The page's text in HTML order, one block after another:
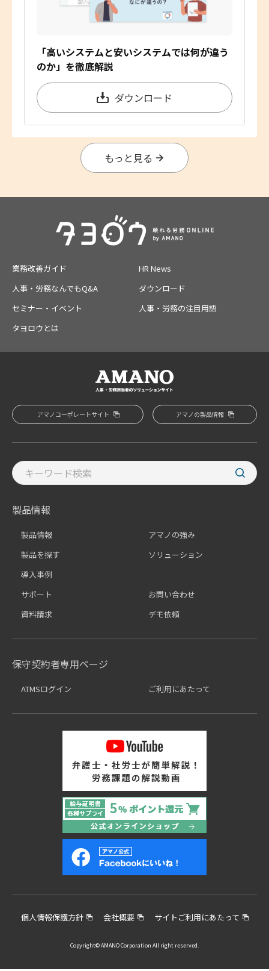
「高いシステムと安いシステムでは何が違う
のか」を徹底解説
ダウンロード
もっと見る
業務改善ガイド
HR News
人事・労務なんでもQ&A
ダウンロード
セミナー・イベント
人事・労務の注目用語
タヨロウとは
アマノコーポレートサイト アマノの製品情報
製品情報
製品情報
アマノの強み
製品を探す
ソリューション
導入事例
サポート
お問い合わせ
資料請求
デモ依頼
保守契約者専用ページ
ATMSログイン ご利用にあたって
個人情報保護方針 会社概要 サイトご利用にあたって
Copyright© AMANO Corporation All right reserved.